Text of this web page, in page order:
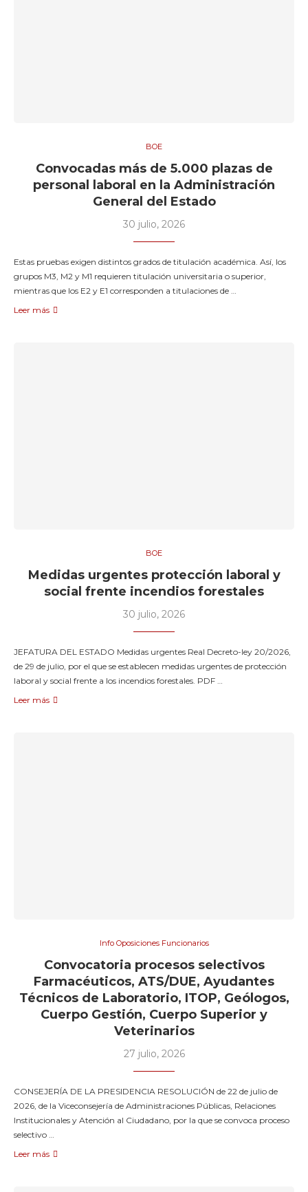
BOE
Convocadas más de 5.000 plazas de
personal laboral en la Administración
General del Estado
30 julio, 2026
Estas pruebas exigen distintos grados de titulación académica. Así, los
grupos M3, M2 y M1 requieren titulación universitaria o superior,
mientras que los E2 y E1 corresponden a titulaciones de …
Leer más
BOE
Medidas urgentes protección laboral y
social frente incendios forestales
30 julio, 2026
JEFATURA DEL ESTADO Medidas urgentes Real Decreto-ley 20/2026,
de 29 de julio, por el que se establecen medidas urgentes de protección
laboral y social frente a los incendios forestales. PDF …
Leer más
Info Oposiciones Funcionarios
Convocatoria procesos selectivos
Farmacéuticos, ATS/DUE, Ayudantes
Técnicos de Laboratorio, ITOP, Geólogos,
Cuerpo Gestión, Cuerpo Superior y
Veterinarios
27 julio, 2026
CONSEJERÍA DE LA PRESIDENCIA RESOLUCIÓN de 22 de julio de
2026, de la Viceconsejería de Administraciones Públicas, Relaciones
Institucionales y Atención al Ciudadano, por la que se convoca proceso
selectivo …
Leer más